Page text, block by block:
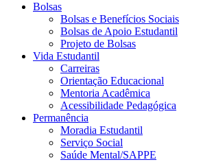
Bolsas
Bolsas e Benefícios Sociais
Bolsas de Apoio Estudantil
Projeto de Bolsas
Vida Estudantil
Carreiras
Orientação Educacional
Mentoria Acadêmica
Acessibilidade Pedagógica
Permanência
Moradia Estudantil
Serviço Social
Saúde Mental/SAPPE